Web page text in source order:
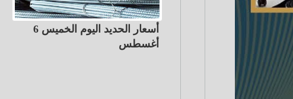
أسعار الحديد اليوم الخميس 6
أغسطس